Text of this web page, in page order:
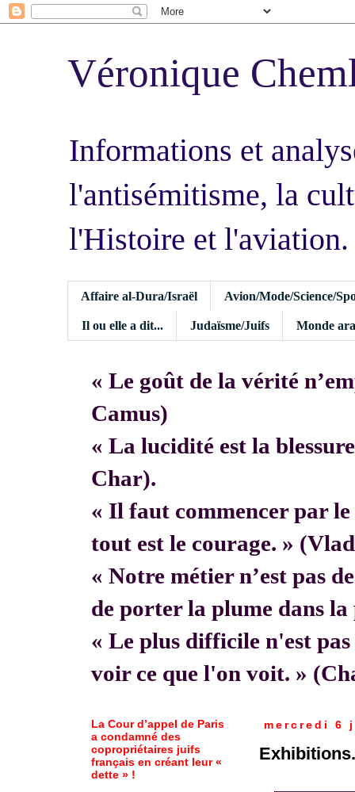
Véronique
Informations et
l'antisémitisme, la
l'Histoire et l'aviation.
Affaire al-Dura/Israël Avion/Mode/Science/
Il ou elle a dit... Judaïsme/Juifs Monde
« Le goût de la vérité
Camus)
« La lucidité est la
Char).
« Il faut commencer par le
tout est le courage. »
« Notre métier n’est pas
de porter la plume dans
« Le plus difficile n'est
voir ce que l'on voit. »
mercredi 6
La Cour d’appel de Paris
a condamné des
copropriétaires juifs
français en créant leur «
dette » !